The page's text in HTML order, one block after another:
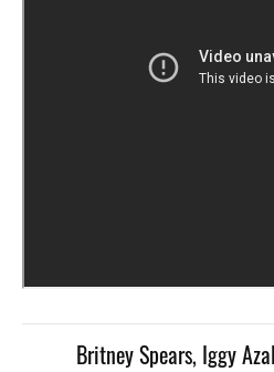
Britney Spears, Iggy